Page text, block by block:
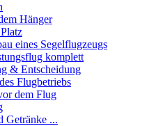
Hänger
eines Segelflugzeugs
komplett
& Entscheidung
Flugbetriebs
dem Flug
Getränke ...